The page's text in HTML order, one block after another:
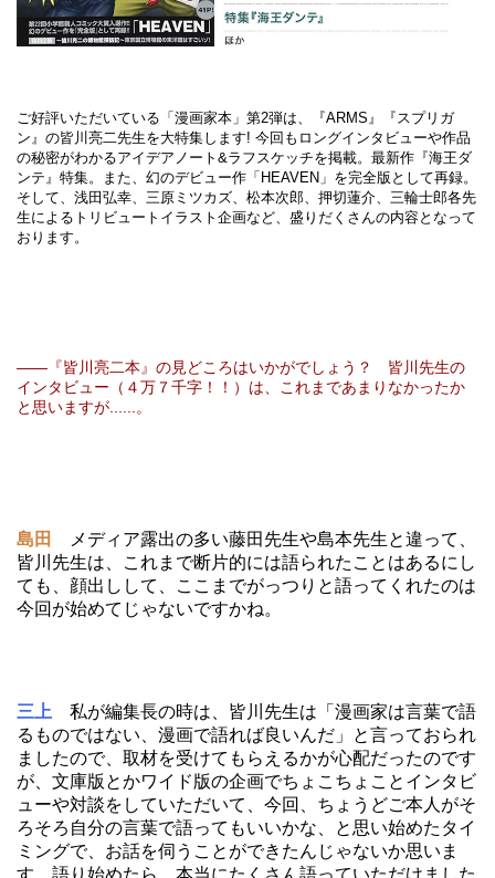
ご好評いただいている「漫画家本」第2弾は、『ARMS』『スプリガ
ン』の皆川亮二先生を大特集します! 今回もロングインタビューや作品
の秘密がわかるアイデアノート&ラフスケッチを掲載。最新作『海王ダ
ンテ』特集。また、幻のデビュー作「HEAVEN」を完全版として再録。
そして、浅田弘幸、三原ミツカズ、松本次郎、押切蓮介、三輪士郎各先
生によるトリビュートイラスト企画など、盛りだくさんの内容となって
おります。
――『皆川亮二本』の見どころはいかがでしょう？ 皆川先生の
インタビュー（４万７千字！！）は、これまであまりなかったか
と思いますが......。
島田
メディア露出の多い藤田先生や島本先生と違って、
皆川先生は、これまで断片的には語られたことはあるにし
ても、顔出しして、ここまでがっつりと語ってくれたのは
今回が始めてじゃないですかね。
三上 私が編集長の時は、皆川先生は「漫画家は言葉で語
るものではない、漫画で語れば良いんだ」と言っておられ
ましたので、取材を受けてもらえるかが心配だったのです
が、文庫版とかワイド版の企画でちょこちょことインタビ
ューや対談をしていただいて、今回、ちょうどご本人がそ
ろそろ自分の言葉で語ってもいいかな、と思い始めたタイ
ミングで、お話を伺うことができたんじゃないか思いま
す。語り始めたら、本当にたくさん語っていただけました